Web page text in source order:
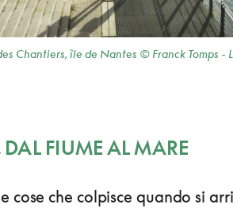
Chantiers, île de Nantes © Franck Tomps -
DAL FIUME AL MARE
cose che colpisce quando si